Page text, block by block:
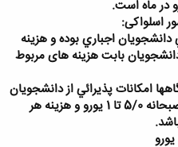
اسلواکی:​
اجباري بوده و هزينه
از دانشجويان بابت هزینه های مربوط
امكانات پذيرائي از دانشجويان
در رستوران دانشگاه موجود و هزينه صبحانه 5/0 تا 1 يورو و هزينه هر